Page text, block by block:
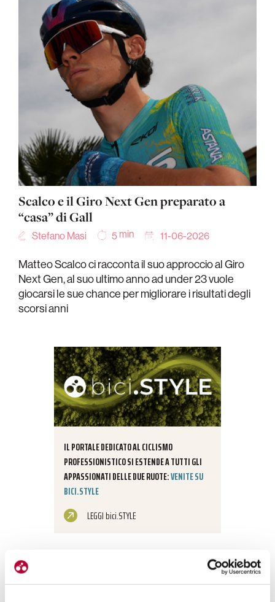
Scalco e il Giro Next Gen preparato a
“casa” di Gall
Stefano Masi 5 min 11-06-2026
Matteo Scalco ci racconta il suo approccio al Giro
Next Gen, al suo ultimo anno ad under 23 vuole
giocarsi le sue chance per migliorare i risultati degli
scorsi anni
IL PORTALE DEDICATO AL CICLISMO
PROFESSIONISTICO SI ESTENDE A TUTTI GLI
APPASSIONATI DELLE DUE RUOTE:VENITE SU
BICI.STYLE
LEGGI bici.STYLE